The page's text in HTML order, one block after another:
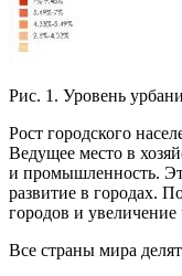
Рис. 1. Уровень
Рост городского
Ведущее место в
и промышленность.
развитие в городах.
городов и
Все страны мира